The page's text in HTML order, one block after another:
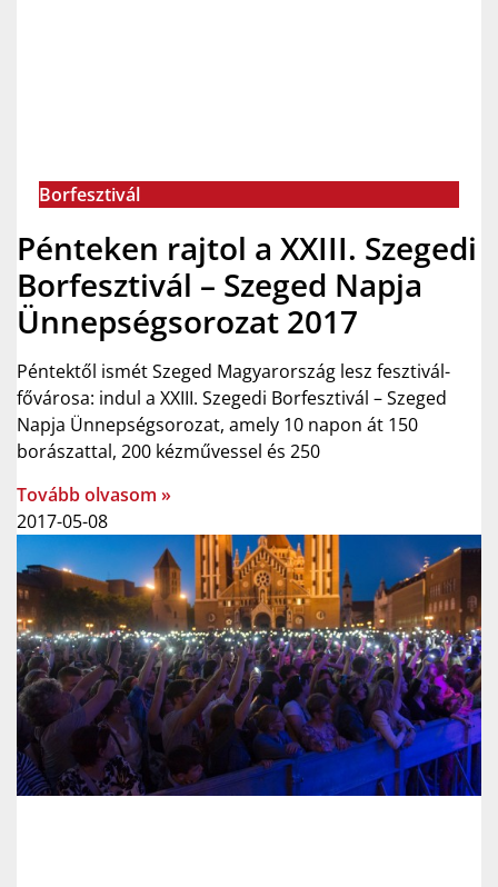
Borfesztivál
Pénteken rajtol a XXIII. Szegedi
Borfesztivál – Szeged Napja
Ünnepségsorozat 2017
Péntektől ismét Szeged Magyarország lesz fesztivál-
fővárosa: indul a XXIII. Szegedi Borfesztivál – Szeged
Napja Ünnepségsorozat, amely 10 napon át 150
borászattal, 200 kézművessel és 250
Tovább olvasom »
2017-05-08